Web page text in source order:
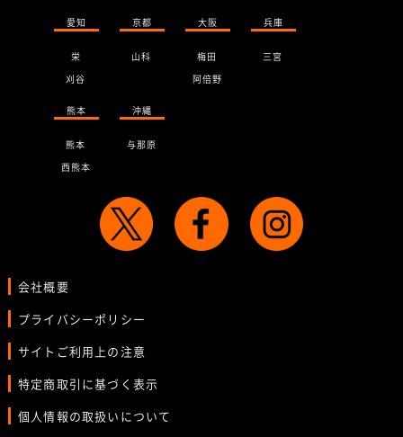
愛知 京都 大阪 兵庫
栄 山科 梅田
三宮
刈谷
阿倍野
熊本 沖縄
熊本
与那原
西熊本
会社概要
プライバシーポリシー
サイトご利用上の注意
特定商取引に基づく表示
個人情報の取扱いについて